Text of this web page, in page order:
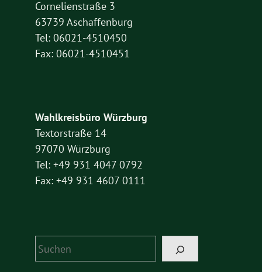
Cornelienstraße 3
63739 Aschaffenburg
Tel: 06021-4510450
Fax: 06021-4510451
Wahlkreisbüro Würzburg
Textorstraße 14
97070 Würzburg
Tel: +49 931 4047 0792
Fax: +49 931 4607 0111
Suchen